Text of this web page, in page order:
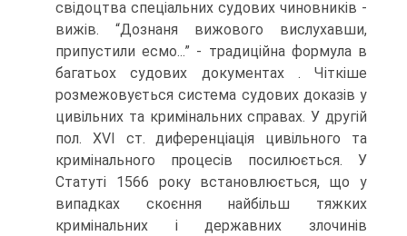
свідоцтва спеціальних судових чиновників -
вижів. “Дознаня вижового вислухавши,
припустили есмо...” - традиційна формула в
багатьох судових документах . Чіткіше
розмежовується система судових доказів у
цивільних та кримінальних справах. У другій
пол. XVI ст. диференціація цивільного та
кримінального процесів посилюється. У
Статуті 1566 року встановлюється, що у
випадках скоєння найбільш тяжких
кримінальних і державних злочинів